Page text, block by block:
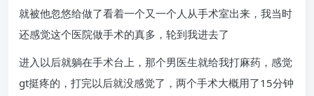
就被他忽悠给做了看着一个又一个人从手术室出来，我当时
还感觉这个医院做手术的真多，轮到我进去了
进入以后就躺在手术台上，那个男医生就给我打麻药，感觉
gt挺疼的，打完以后就没感觉了，两个手术大概用了15分钟